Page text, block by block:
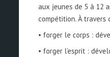
aux jeunes de 5 à 12
compétition. À
• forger le corps :
• forger l’esprit :